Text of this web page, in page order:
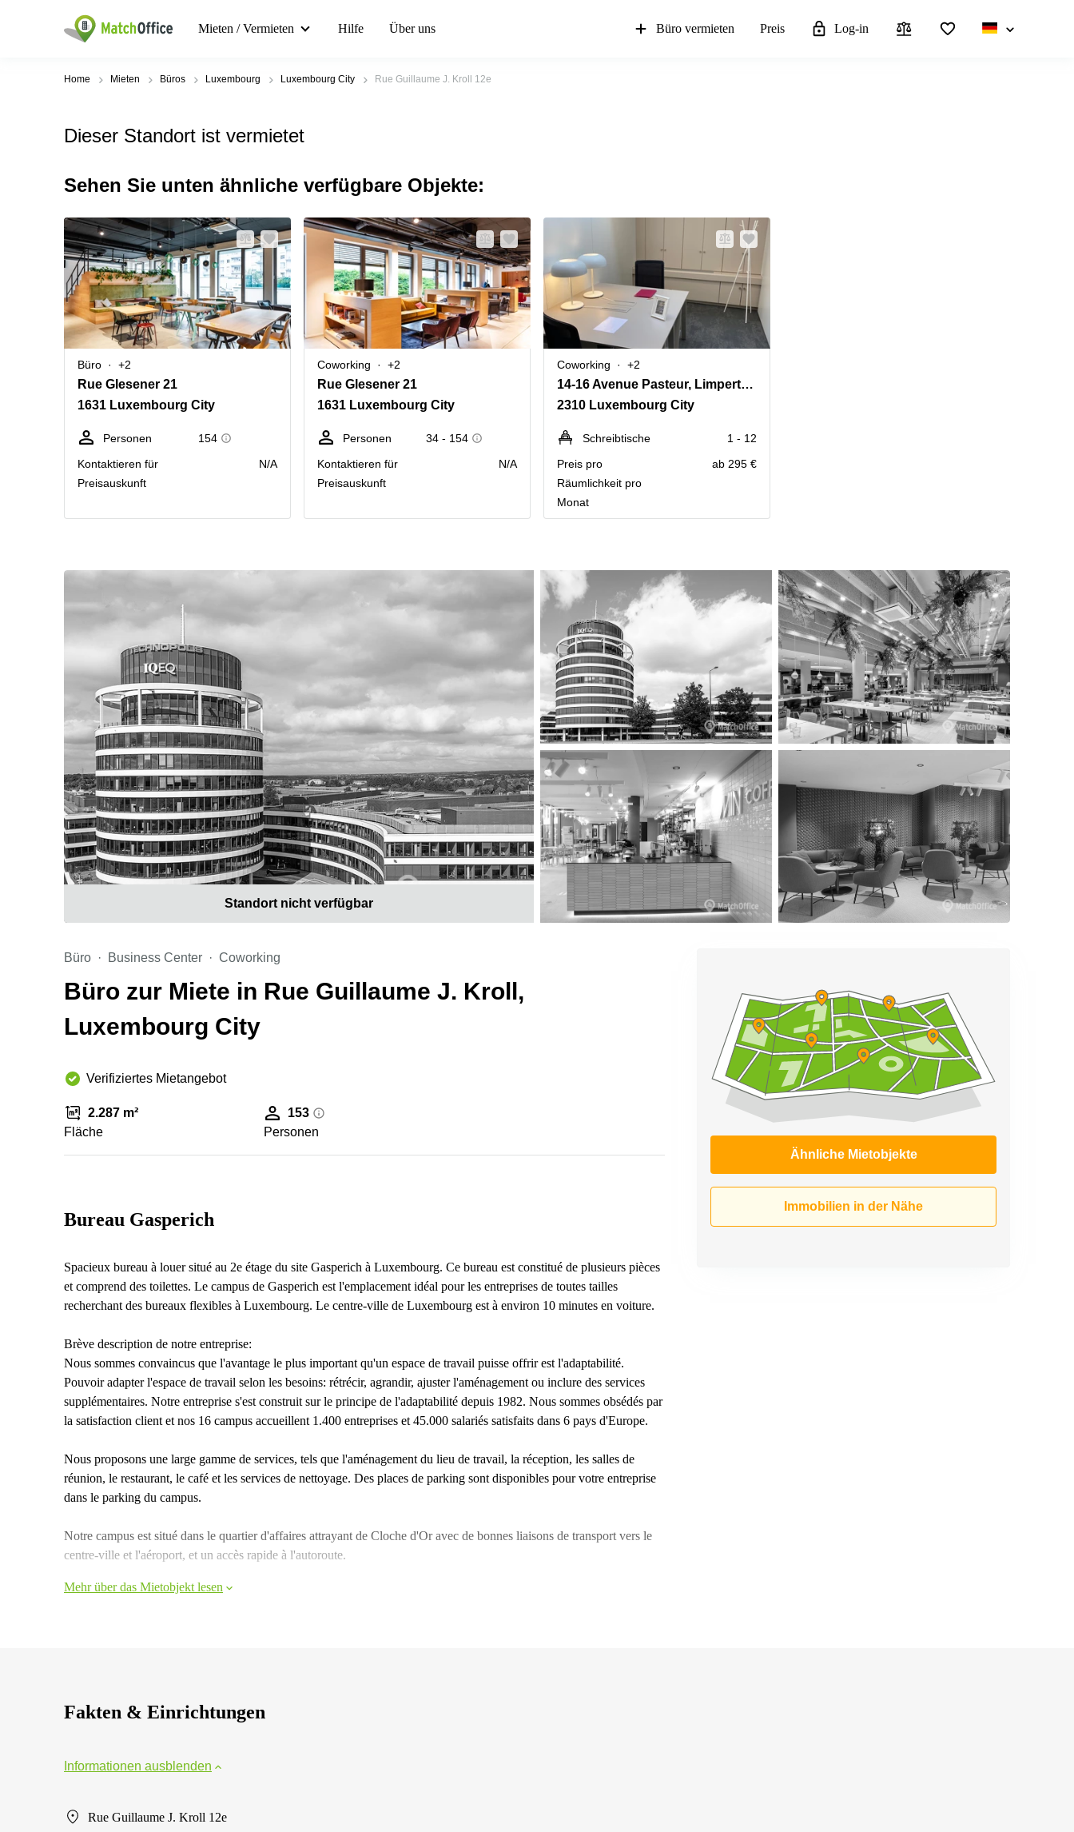
Mieten / Vermieten Hilfe Über uns Büro vermieten Preis Log-in
Home Mieten Büros Luxembourg Luxembourg City Rue Guillaume J. Kroll 12e
Dieser Standort ist vermietet
Sehen Sie unten ähnliche verfügbare Objekte:
Büro +2
Rue Glesener 21
1631 Luxembourg City
Personen
154
Kontaktieren für
Preisauskunft
N/A
Coworking +2
Rue Glesener 21
1631 Luxembourg City
Personen
34 - 154
Kontaktieren für
Preisauskunft
N/A
Coworking +2
14-16 Avenue Pasteur, Limpertsberg
2310 Luxembourg City
Schreibtische
1 - 12
Preis pro
Räumlichkeit pro
Monat
ab 295 €
Standort nicht verfügbar
Büro Business Center Coworking
Büro zur Miete in Rue Guillaume J. Kroll,
Luxembourg City
Verifiziertes Mietangebot
2.287 m²
Fläche
153
Personen
Ähnliche Mietobjekte
Immobilien in der Nähe
Bureau Gasperich
Spacieux bureau à louer situé au 2e étage du site Gasperich à Luxembourg. Ce bureau est constitué de plusieurs pièces
et comprend des toilettes. Le campus de Gasperich est l'emplacement idéal pour les entreprises de toutes tailles
recherchant des bureaux flexibles à Luxembourg. Le centre-ville de Luxembourg est à environ 10 minutes en voiture.
Brève description de notre entreprise:
Nous sommes convaincus que l'avantage le plus important qu'un espace de travail puisse offrir est l'adaptabilité.
Pouvoir adapter l'espace de travail selon les besoins: rétrécir, agrandir, ajuster l'aménagement ou inclure des services
supplémentaires. Notre entreprise s'est construit sur le principe de l'adaptabilité depuis 1982. Nous sommes obsédés par
la satisfaction client et nos 16 campus accueillent 1.400 entreprises et 45.000 salariés satisfaits dans 6 pays d'Europe.
Nous proposons une large gamme de services, tels que l'aménagement du lieu de travail, la réception, les salles de
réunion, le restaurant, le café et les services de nettoyage. Des places de parking sont disponibles pour votre entreprise
dans le parking du campus.
Notre campus est situé dans le quartier d'affaires attrayant de Cloche d'Or avec de bonnes liaisons de transport vers le
centre-ville et l'aéroport, et un accès rapide à l'autoroute.
Mehr über das Mietobjekt lesen
Fakten & Einrichtungen
Informationen ausblenden
Rue Guillaume J. Kroll 12e